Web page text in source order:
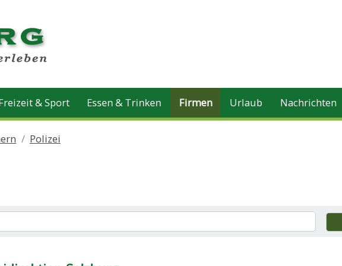
& Sport Essen & Trinken Firmen Urlaub Nachrichten
Polizei